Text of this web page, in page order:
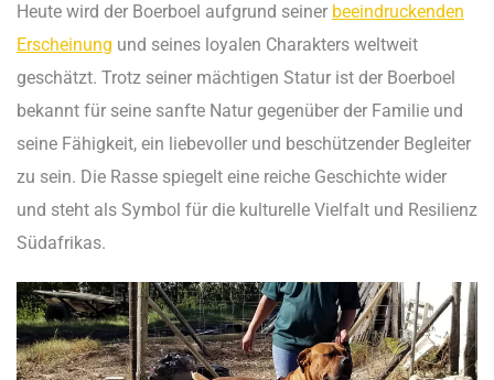
Heute wird der Boerboel aufgrund seiner beeindruckenden
Erscheinung und seines loyalen Charakters weltweit
geschätzt. Trotz seiner mächtigen Statur ist der Boerboel
bekannt für seine sanfte Natur gegenüber der Familie und
seine Fähigkeit, ein liebevoller und beschützender Begleiter
zu sein. Die Rasse spiegelt eine reiche Geschichte wider
und steht als Symbol für die kulturelle Vielfalt und Resilienz
Südafrikas.